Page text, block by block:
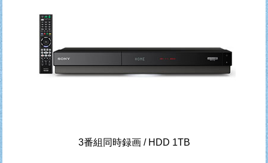
3番組同時録画 / HDD 1TB